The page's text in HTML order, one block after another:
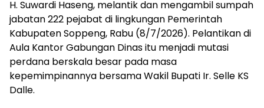
H. Suwardi Haseng, melantik dan mengambil sumpah
jabatan 222 pejabat di lingkungan Pemerintah
Kabupaten Soppeng, Rabu (8/7/2026). Pelantikan di
Aula Kantor Gabungan Dinas itu menjadi mutasi
perdana berskala besar pada masa
kepemimpinannya bersama Wakil Bupati Ir. Selle KS
Dalle.